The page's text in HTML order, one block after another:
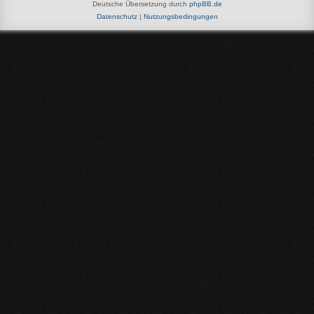
Deutsche Übersetzung durch phpBB.de
Datenschutz| Nutzungsbedingungen